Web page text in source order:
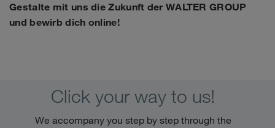
Gestalte mit uns die Zukunft der WALTER GROUP
und bewirb dich online!
Click your way to us!
We accompany you step by step through the